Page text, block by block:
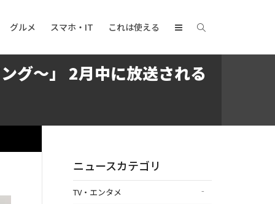
グルメ スマホ・IT これは使える
グ～」 2月中に放送される
ニュースカテゴリ
TV・エンタメ